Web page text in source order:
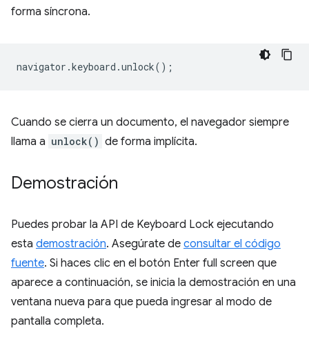
forma síncrona.
navigator .keyboard .unlock();
Cuando se cierra un documento, el navegador siempre
llama a unlock() de forma implícita.
Demostración
Puedes probar la API de Keyboard Lock ejecutando
esta demostración. Asegúrate de consultar el código
fuente. Si haces clic en el botón Enter full screen que
aparece a continuación, se inicia la demostración en una
ventana nueva para que pueda ingresar al modo de
pantalla completa.